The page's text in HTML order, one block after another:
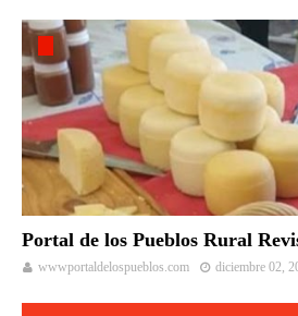
Portal de los Pueblos Rural
wwwportaldelospueblos.com diciembre 02,